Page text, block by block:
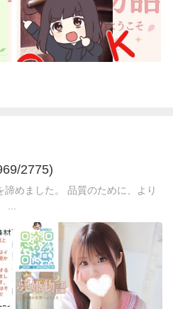
2775)
めました。 品質のために、より
...